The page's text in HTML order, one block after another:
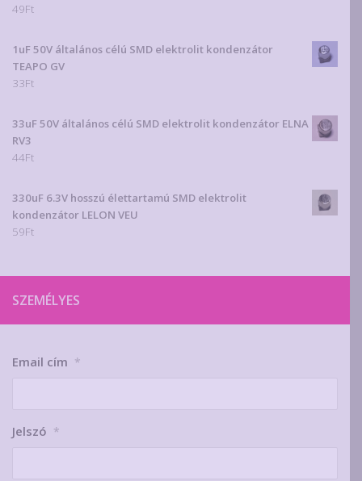
49Ft
1uF 50V általános célú SMD elektrolit kondenzátor
TEAPO GV
33Ft
33uF 50V általános célú SMD elektrolit kondenzátor ELNA
RV3
44Ft
330uF 6.3V hosszú élettartamú SMD elektrolit
kondenzátor LELON VEU
59Ft
SZEMÉLYES
Email cím *
Jelszó *